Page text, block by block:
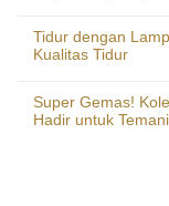
Tidur dengan
Kualitas Tidur
Super Gemas!
Hadir untuk